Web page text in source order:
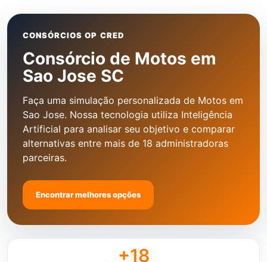
CONSÓRCIOS OP CRED
Consórcio de Motos em
Sao Jose SC
Faça uma simulação personalizada de Motos em
Sao Jose. Nossa tecnologia utiliza Inteligência
Artificial para analisar seu objetivo e comparar
alternativas entre mais de 18 administradoras
parceiras.
Encontrar melhores opções
+18